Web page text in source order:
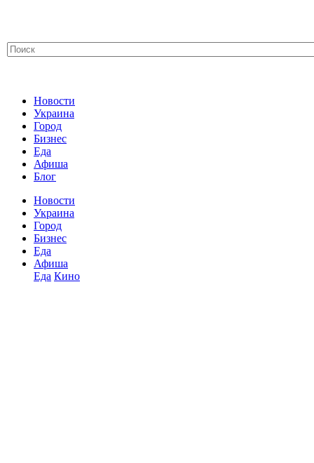
Новости
Украина
Город
Бизнес
Еда
Афиша
Блог
Новости
Украина
Город
Бизнес
Еда
Афиша
Еда Кино